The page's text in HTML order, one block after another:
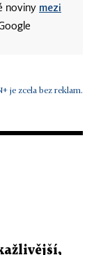
noviny mezi
je zcela bez reklam.